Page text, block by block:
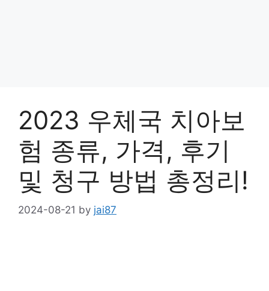
2023 우체국 치아보
험 종류, 가격, 후기
및 청구 방법 총정리!
2024-08-21 by jai87